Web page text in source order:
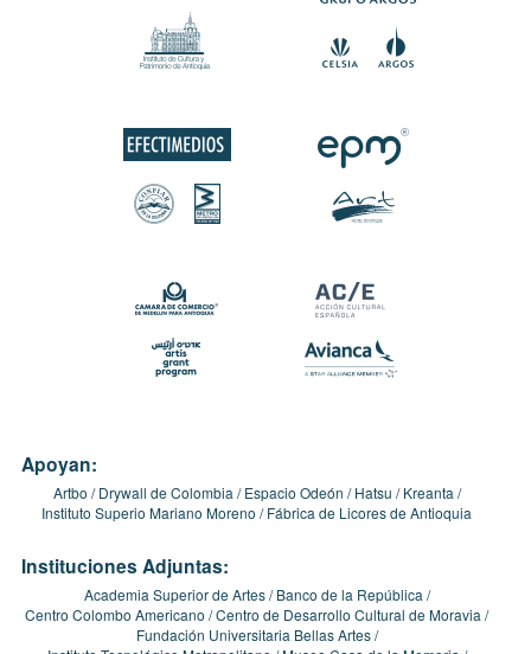
Apoyan:
Artbo Drywall de Colombia Espacio Odeón Hatsu
Kreanta
Instituto Superio Mariano Moreno
Fábrica de Licores de Antioquia
Instituciones Adjuntas:
Academia Superior de Artes
Banco de la República
Centro Colombo Americano Centro de Desarrollo Cultural de Moravia
Fundación Universitaria Bellas Artes